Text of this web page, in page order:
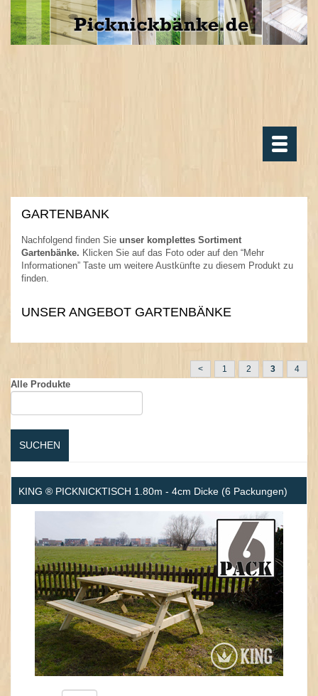
Toggle
GARTENBANK
Nachfolgend finden Sie unser komplettes Sortiment
Gartenbänke. Klicken Sie auf das Foto oder auf den “Mehr
Informationen” Taste um weitere Austkünfte zu diesem Produkt zu
finden.
UNSER ANGEBOT GARTENBÄNKE
< 1 2 3 4
Alle Produkte
SUCHEN
KING ® PICKNICKTISCH 1.80m - 4cm Dicke (6 Packungen)